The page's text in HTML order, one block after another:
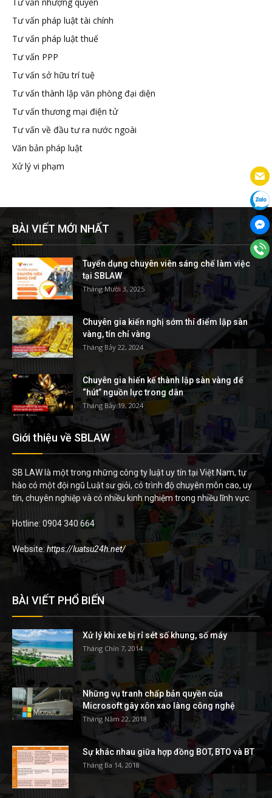
Tư vấn pháp luật tài chính
Tư vấn pháp luật thuế
Tư vấn PPP
Tư vấn sở hữu trí tuệ
Tư vấn thành lập văn phòng đại diện
Tư vấn thương mại điện tử
Tư vấn về đầu tư ra nước ngoài
Văn bản pháp luật
Xử lý vi phạm
BÀI VIẾT MỚI NHẤT
Tuyển dụng chuyên viên sáng chế làm việc
tại SBLAW
Tháng Mười 3, 2025
Chuyên gia kiến nghị sớm thí điểm lập sàn
vàng, tín chỉ vàng
Tháng Bảy 22, 2024
Chuyên gia hiến kế thành lập sàn vàng để
“hút” nguồn lực trong dân
Tháng Bảy 19, 2024
Giới thiệu về SBLAW
SB LAW là một trong những công ty luật uy tín tại Việt Nam, tự
hào có một đội ngũ Luật sư giỏi, có trình độ chuyên môn cao, uy
tín, chuyên nghiệp và có nhiều kinh nghiệm trong nhiều lĩnh vực.
Hotline: 0904 340 664
Website: https://luatsu24h.net/
BÀI VIẾT PHỔ BIẾN
Xử lý khi xe bị rỉ sét số khung, số máy
Tháng Chín 7, 2014
Những vụ tranh chấp bản quyền của
Microsoft gây xôn xao làng công nghệ
Tháng Năm 22, 2018
Sự khác nhau giữa hợp đồng BOT, BTO và BT
Tháng Ba 14, 2018